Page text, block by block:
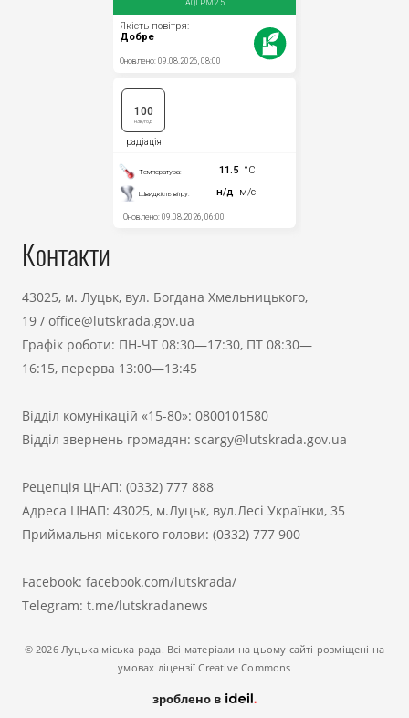
Контакти
43025, м. Луцьк, вул. Богдана Хмельницького,
19 / office@lutskrada.gov.ua
Графік роботи: ПН-ЧТ 08:30—17:30, ПТ 08:30—
16:15, перерва 13:00—13:45
Відділ комунікацій «15-80»: 0800101580
Відділ звернень громадян: scargy@lutskrada.gov.ua
Рецепція ЦНАП: (0332) 777 888
Адреса ЦНАП: 43025, м.Луцьк, вул.Лесі Українки, 35
Приймальня міського голови: (0332) 777 900
Facebook: facebook.com/lutskrada/
Telegram: t.me/lutskradanews
© 2026 Луцька міська рада. Всі матеріали на цьому сайті розміщені на
умовах ліцензії Creative Commons
зроблено в